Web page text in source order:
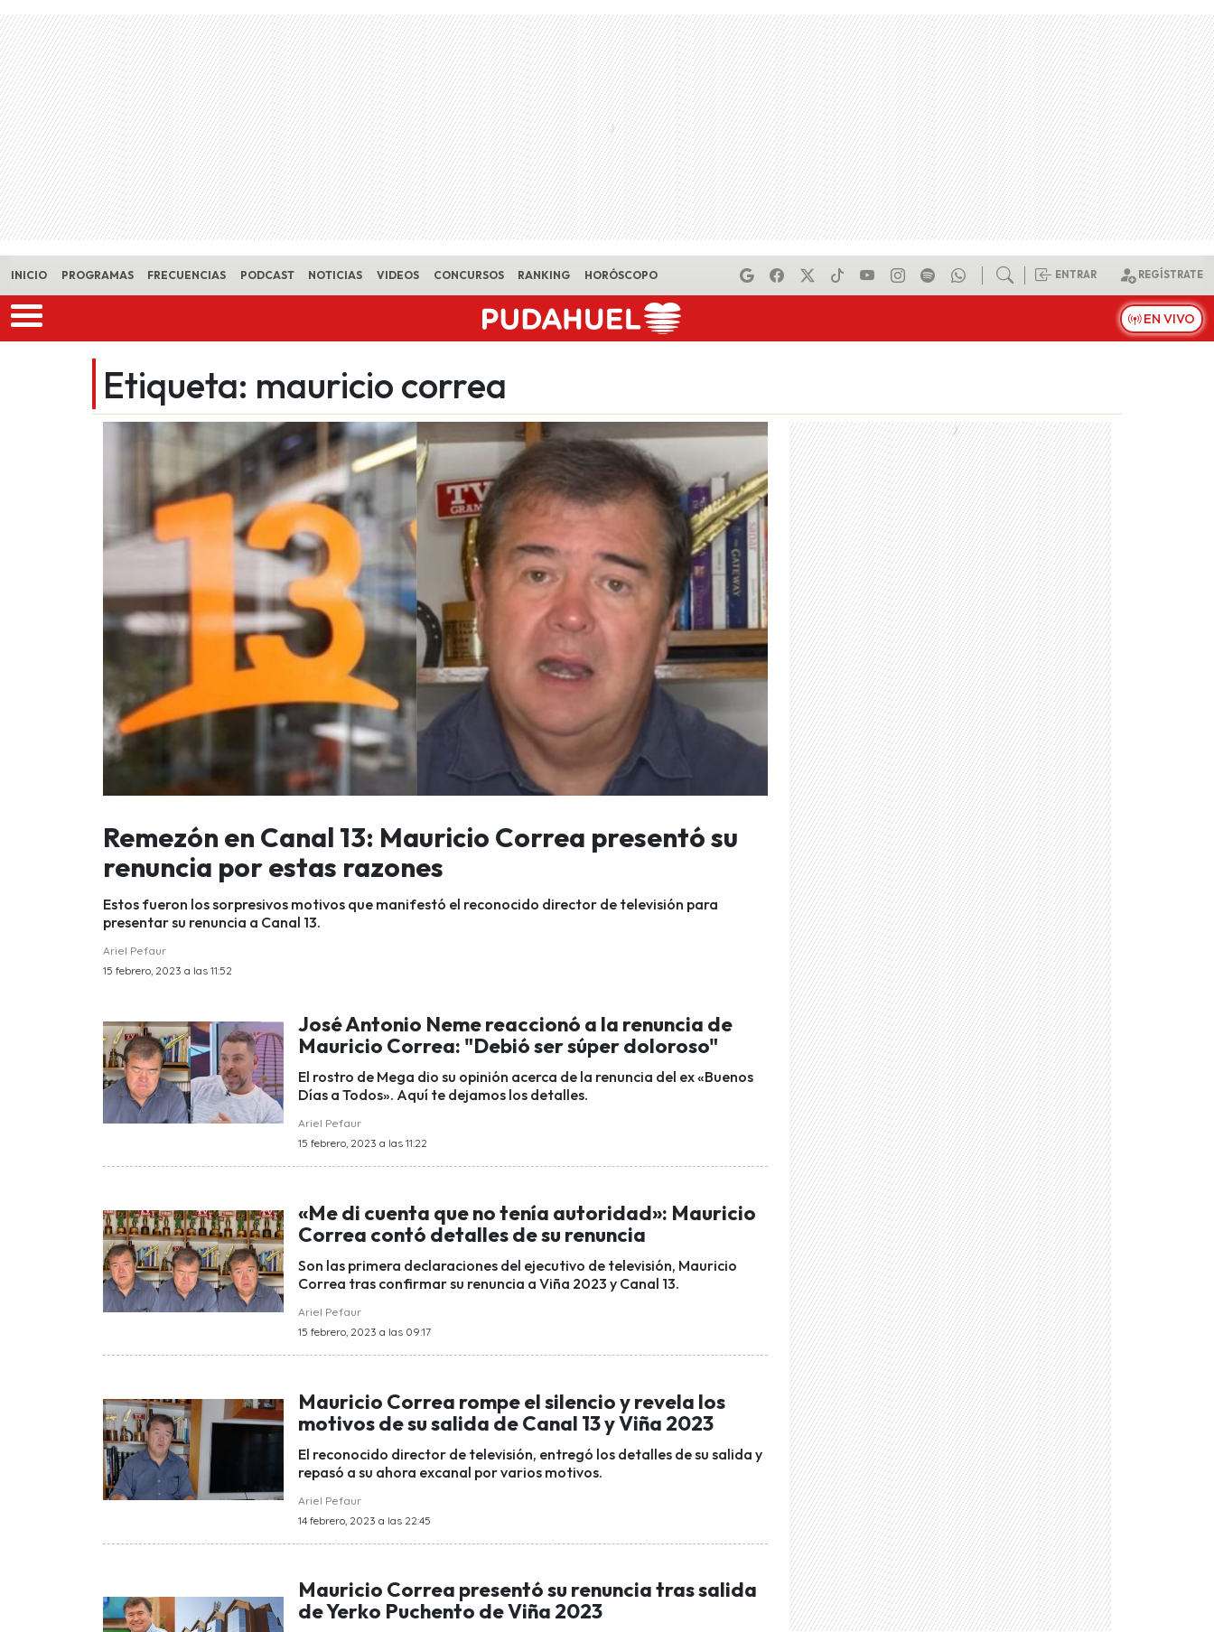
Skip to main content
INICIO PROGRAMAS FRECUENCIAS PODCAST NOTICIAS VIDEOS CONCURSOS RANKING HORÓSCOPO ENTRAR REGÍSTRATE
EN VIVO
Etiqueta: mauricio correa
Remezón en Canal 13: Mauricio Correa presentó su
renuncia por estas razones
Estos fueron los sorpresivos motivos que manifestó el reconocido director de televisión para
presentar su renuncia a Canal 13.
Ariel Pefaur
15 febrero, 2023 a las 11:52
José Antonio Neme reaccionó a la renuncia de
Mauricio Correa: "Debió ser súper doloroso"
El rostro de Mega dio su opinión acerca de la renuncia del ex «Buenos
Días a Todos». Aquí te dejamos los detalles.
Ariel Pefaur
15 febrero, 2023 a las 11:22
«Me di cuenta que no tenía autoridad»: Mauricio
Correa contó detalles de su renuncia
Son las primera declaraciones del ejecutivo de televisión, Mauricio
Correa tras confirmar su renuncia a Viña 2023 y Canal 13.
Ariel Pefaur
15 febrero, 2023 a las 09:17
Mauricio Correa rompe el silencio y revela los
motivos de su salida de Canal 13 y Viña 2023
El reconocido director de televisión, entregó los detalles de su salida y
repasó a su ahora excanal por varios motivos.
Ariel Pefaur
14 febrero, 2023 a las 22:45
Mauricio Correa presentó su renuncia tras salida
de Yerko Puchento de Viña 2023